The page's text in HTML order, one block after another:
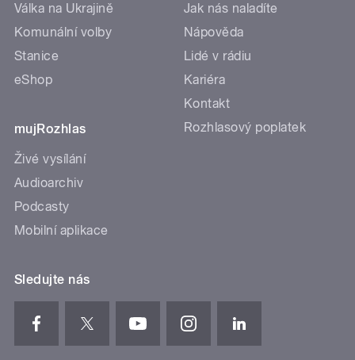
Válka na Ukrajině
Komunální volby
Stanice
eShop
mujRozhlas
Živé vysílání
Audioarchiv
Podcasty
Mobilní aplikace
Jak nás naladíte
Nápověda
Lidé v rádiu
Kariéra
Kontakt
Rozhlasový poplatek
Sledujte nás